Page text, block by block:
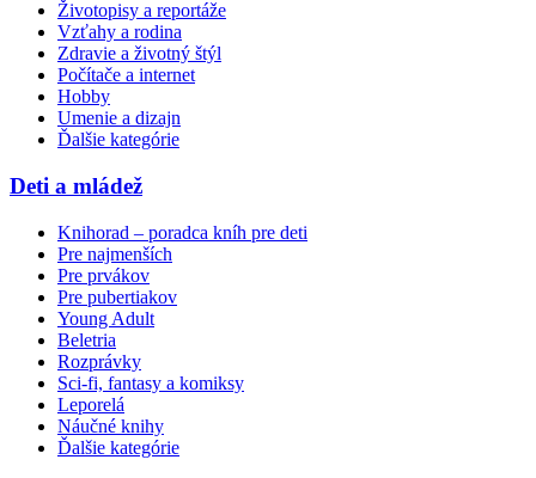
Životopisy a reportáže
Vzťahy a rodina
Zdravie a životný štýl
Počítače a internet
Hobby
Umenie a dizajn
Ďalšie kategórie
Deti a mládež
Knihorad – poradca kníh pre deti
Pre najmenších
Pre prvákov
Pre pubertiakov
Young Adult
Beletria
Rozprávky
Sci-fi, fantasy a komiksy
Leporelá
Náučné knihy
Ďalšie kategórie